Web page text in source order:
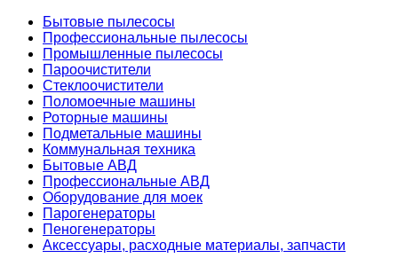
Бытовые пылесосы
Профессиональные пылесосы
Промышленные пылесосы
Пароочистители
Стеклоочистители
Поломоечные машины
Роторные машины
Подметальные машины
Коммунальная техника
Бытовые АВД
Профессиональные АВД
Оборудование для моек
Парогенераторы
Пеногенераторы
Аксессуары, расходные материалы, запчасти